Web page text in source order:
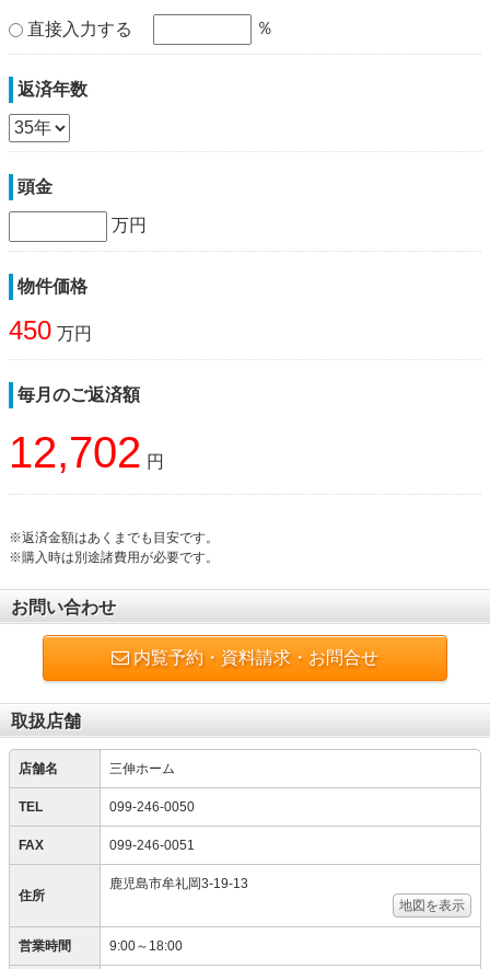
直接入力する ％
返済年数
頭金
万円
物件価格
450 万円
毎月のご返済額
12,702 円
※返済金額はあくまでも目安です。
※購入時は別途諸費用が必要です。
お問い合わせ
内覧予約・資料請求・お問合せ
取扱店舗
店舗名 三伸ホーム
TEL 099-246-0050
FAX 099-246-0051
住所
鹿児島市牟礼岡3-19-13
地図を表示
営業時間 9:00～18:00